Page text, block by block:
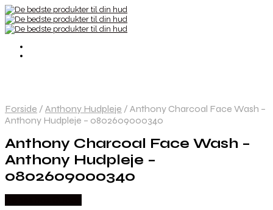
Forside / Anthony Hudpleje / Anthony Charcoal Face Wash –
Anthony Hudpleje – 0802609000340
Anthony Charcoal Face Wash –
Anthony Hudpleje –
0802609000340